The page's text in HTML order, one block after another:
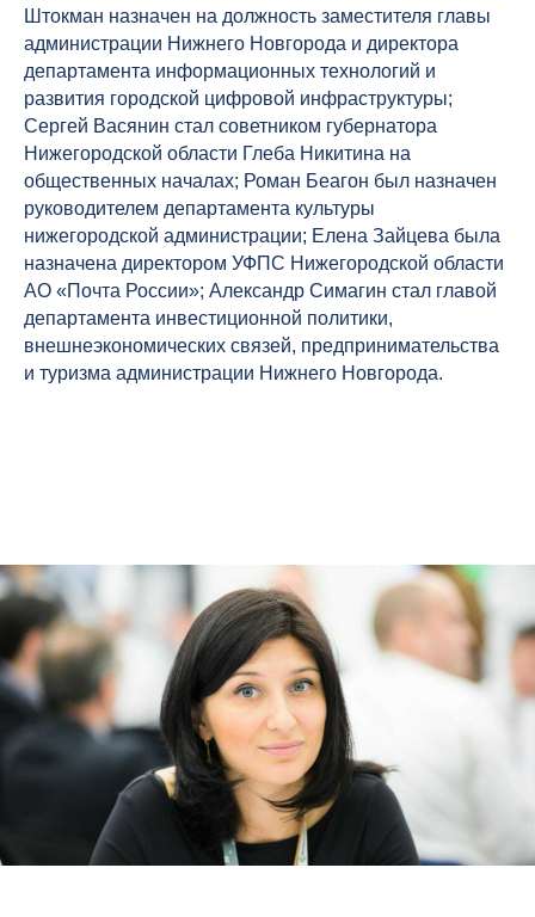
Штокман назначен на должность заместителя главы
администрации Нижнего Новгорода и директора
департамента информационных технологий и
развития городской цифровой инфраструктуры;
Сергей Васянин стал советником губернатора
Нижегородской области Глеба Никитина на
общественных началах; Роман Беагон был назначен
руководителем департамента культуры
нижегородской администрации; Елена Зайцева была
назначена директором УФПС Нижегородской области
АО «Почта России»; Александр Симагин стал главой
департамента инвестиционной политики,
внешнеэкономических связей, предпринимательства
и туризма администрации Нижнего Новгорода.